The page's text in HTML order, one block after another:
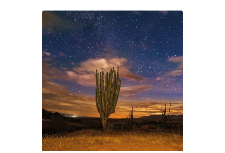
COMO DESTINO DE
INFRAESTRUCTURA
COLOMBIA OFRECE
OPORTUNIDADES
Con el objetivo de que el turismo se convierta
herramienta de transformación y desarrollo
regiones, así como un mecanismo hacia la
de la paz total, se identifican diversas